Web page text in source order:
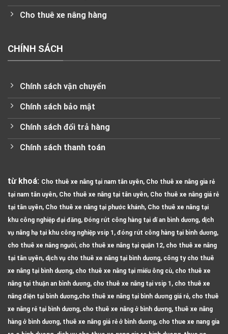
Cho thuê xe nâng hàng
CHÍNH SÁCH
Chính sách vận chuyển
Chính sách bảo mật
Chính sách đổi trả hàng
Chính sách thanh toán
từ khoá: Cho thuê xe nâng tại nam tân uyên, Cho thuê xe nâng gia rẻ
tại nam tân uyên, Cho thuê xe nâng tại tân uyên, Cho thuê xe nâng giá rẻ
tại tân uyên, Cho thuê xe nâng tại phước khánh, Cho thuê xe nâng tại
khu công nghiệp đại đăng, Đóng rút công hàng tại dĩ an bình dương, dịch
vụ nâng hạ tại khu công nghiệp vsip 1, đóng rút công hàng tại bình dương,
cho thuê xe nâng người, cho thuê xe nâng tại quận 12, cho thuê xe nâng
tại tân uyên, dịch vụ cho thuê xe nâng tại bình dương, công ty cho thuê
xe nâng tại bình dương, cho thuê xe nâng tại miếu ông cù, cho thuê xe
nâng tại thuận an bình dương, cho thuê xe nâng tại vsip 1, cho thuê xe
nâng điện tại bình dương,cho thuê xe nâng tại bình dương giá rẻ, cho thuê
xe nâng rẻ tại bình dương, cho thuê xe nâng ở bình dương, thuê xe nâng
hàng ở bình dương, thuê xe nâng giá rẻ ở bình dương, cho thue xe nang gia